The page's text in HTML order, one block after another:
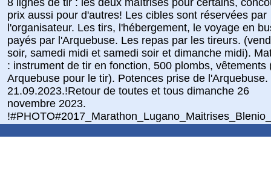
prix aussi pour d'autres! Les cibles sont réservées par
l'organisateur. Les tirs, l'hébergement, le voyage en
payés par l'Arquebuse. Les repas par les tireurs.
soir, samedi midi et samedi soir et dimanche midi).
: instrument de tir en fonction, 500 plombs, vêtements
Arquebuse pour le tir). Potences prise de l'Arquebuse.
21.09.2023.!Retour de toutes et tous dimanche 26
novembre 2023.